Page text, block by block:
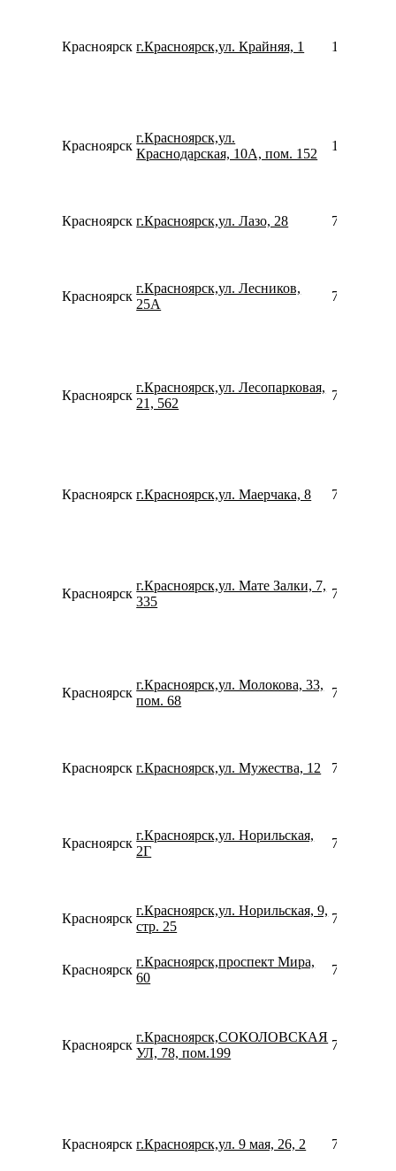
Красноярск г.Красноярск,ул. Крайняя, 1
Красноярск
г.Красноярск,ул.
Краснодарская, 10А, пом. 152
Красноярск г.Красноярск,ул. Лазо, 28
Красноярск
г.Красноярск,ул. Лесников,
25А
Красноярск
г.Красноярск,ул. Лесопарковая,
21, 562
Красноярск г.Красноярск,ул. Маерчака, 8
Красноярск
г.Красноярск,ул. Мате Залки, 7,
335
Красноярск
г.Красноярск,ул. Молокова, 33,
пом. 68
Красноярск г.Красноярск,ул. Мужества, 12
Красноярск
г.Красноярск,ул. Норильская,
2Г
Красноярск
г.Красноярск,ул. Норильская, 9,
стр. 25
Красноярск
г.Красноярск,проспект Мира,
60
Красноярск
г.Красноярск,СОКОЛОВСКАЯ
УЛ, 78, пом.199
Красноярск г.Красноярск,ул. 9 мая, 26, 2